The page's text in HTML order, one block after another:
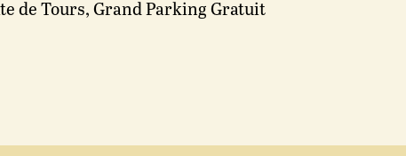
de Tours, Grand Parking Gratuit